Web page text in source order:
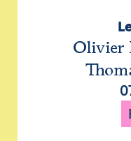
Olivier